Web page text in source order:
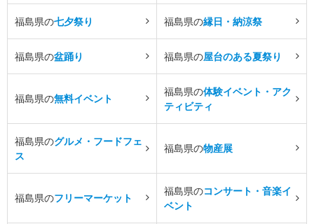
福島県の七夕祭り 福島県の縁日・納涼祭
福島県の盆踊り 福島県の屋台のある夏祭り
福島県の無料イベント
福島県の体験イベント・アク
ティビティ
福島県のグルメ・フードフェ
ス
福島県の物産展
福島県のフリーマーケット
福島県のコンサート・音楽イ
ベント